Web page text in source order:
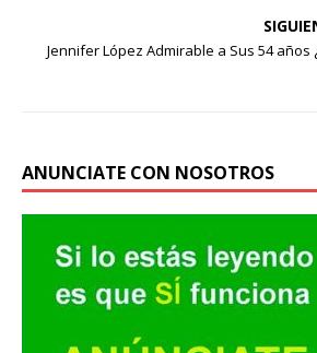
Jennifer López Admirable a Sus 54 años
ANUNCIATE CON NOSOTROS